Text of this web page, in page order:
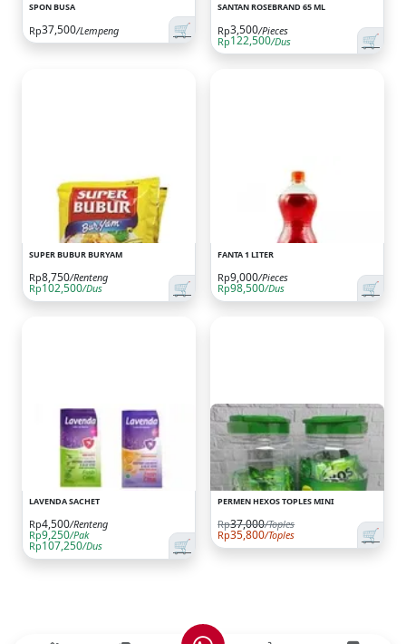
SPON BUSA
Rp37,500/Lempeng 🛒
SANTAN ROSEBRAND 65 ML
Rp3,500/Pieces
Rp122,500/Dus 🛒
SUPER BUBUR BURYAM
Rp8,750/Renteng
Rp102,500/Dus 🛒
FANTA 1 LITER
Rp9,000/Pieces
Rp98,500/Dus 🛒
LAVENDA SACHET
Rp4,500/Renteng
Rp9,250/Pak
Rp107,250/Dus 🛒
PERMEN HEXOS TOPLES MINI
Rp37,000/Toples
Rp35,800/Toples 🛒